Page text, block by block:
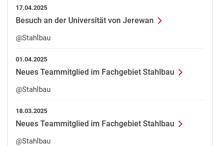
17.04.2025
Besuch an der Universität von Jerewan
@Stahlbau
01.04.2025
Neues Teammitglied im Fachgebiet Stahlbau
@Stahlbau
18.03.2025
Neues Teammitglied im Fachgebiet Stahlbau
@Stahlbau